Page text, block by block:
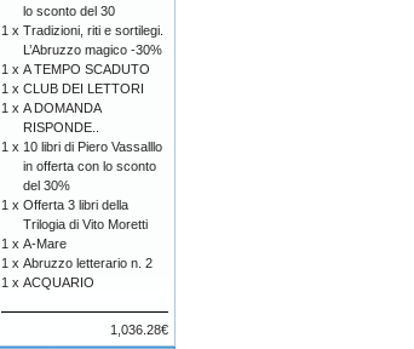
lo sconto del 30
1 x Tradizioni, riti e sortilegi.
L’Abruzzo magico -30%
1 x A TEMPO SCADUTO
1 x CLUB DEI LETTORI
1 x A DOMANDA
RISPONDE..
1 x 10 libri di Piero Vassalllo
in offerta con lo sconto
del 30%
1 x Offerta 3 libri della
Trilogia di Vito Moretti
1 x A-Mare
1 x Abruzzo letterario n. 2
1 x ACQUARIO
1,036.28€